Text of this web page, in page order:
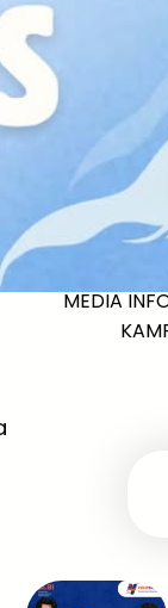
MEDIA